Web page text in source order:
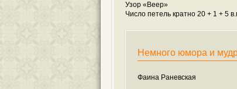
Узор «Веер»
Число петель кратно 20 + 1 + 5
Немного юмора и
Фаина Раневская